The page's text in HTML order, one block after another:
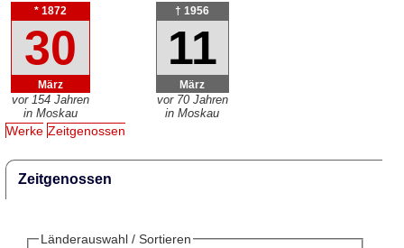
* 1872
30
März
vor 154 Jahren
in Moskau
† 1956
11
März
vor 70 Jahren
in Moskau
Werke Zeitgenossen
Zeitgenossen
Länderauswahl / Sortieren